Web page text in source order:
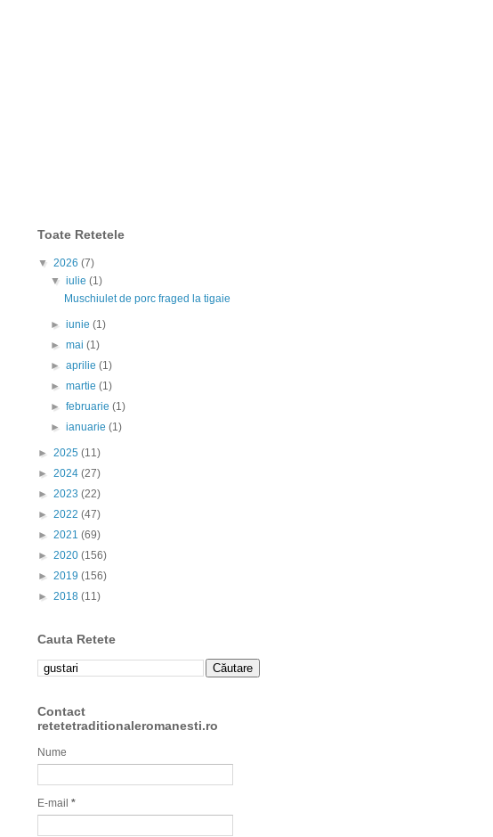
Toate Retetele
▼ 2026 (7)
▼iulie(1)
Muschiulet de porc fraged la tigaie
►iunie(1)
►mai(1)
►aprilie(1)
►martie(1)
►februarie(1)
►ianuarie(1)
► 2025 (11)
► 2024 (27)
► 2023 (22)
► 2022 (47)
► 2021 (69)
► 2020 (156)
► 2019 (156)
► 2018 (11)
Cauta Retete
Contact
retetetraditionaleromanesti.ro
Nume
E-mail *